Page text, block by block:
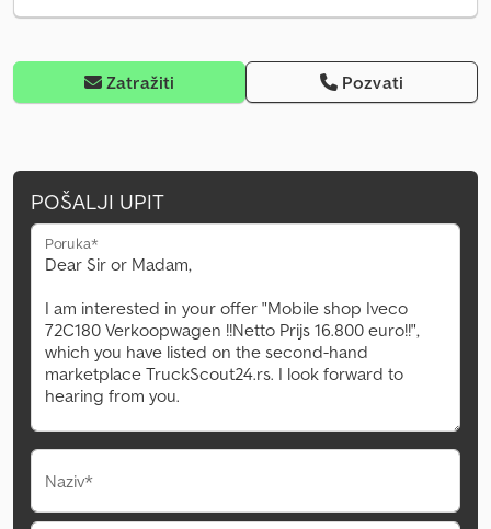
Zatražiti Pozvati
POŠALJI UPIT
Poruka*
Naziv*